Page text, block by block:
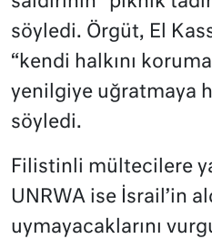
söyledi. Örgüt, El
“kendi halkını
yenilgiye uğratmaya
söyledi.
Filistinli mültecilere
UNRWA ise İsrail’in
uymayacaklarını